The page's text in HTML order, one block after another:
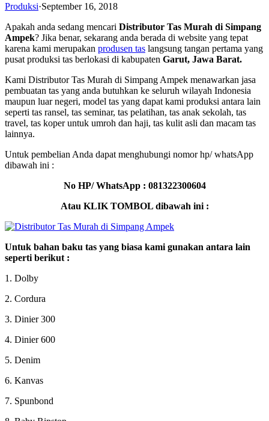
Produksi·September 16, 2018
Apakah anda sedang mencari Distributor Tas Murah di Simpang
Ampek? Jika benar, sekarang anda berada di website yang tepat
karena kami merupakan produsen tas langsung tangan pertama yang
pusat produksi tas berlokasi di kabupaten Garut, Jawa Barat.
Kami Distributor Tas Murah di Simpang Ampek menawarkan jasa
pembuatan tas yang anda butuhkan ke seluruh wilayah Indonesia
maupun luar negeri, model tas yang dapat kami produksi antara lain
seperti tas ransel, tas seminar, tas pelatihan, tas anak sekolah, tas
travel, tas koper untuk umroh dan haji, tas kulit asli dan macam tas
lainnya.
Untuk pembelian Anda dapat menghubungi nomor hp/ whatsApp
dibawah ini :
No HP/ WhatsApp : 081322300604
Atau KLIK TOMBOL dibawah ini :
Untuk bahan baku tas yang biasa kami gunakan antara lain
seperti berikut :
1. Dolby
2. Cordura
3. Dinier 300
4. Dinier 600
5. Denim
6. Kanvas
7. Spunbond